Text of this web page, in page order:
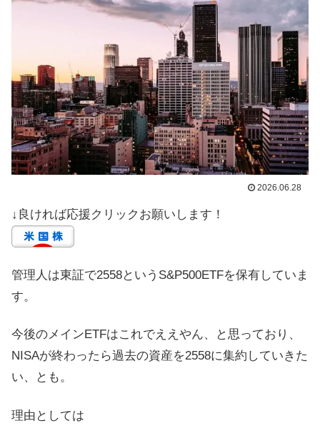
2026.06.28
↓良ければ応援クリックお願いします！
管理人は東証で2558というS&P500ETFを保有していま
す。
今後のメインETFはこれでええやん、と思っており、
NISAが終わったら過去の資産を2558に集約していきた
い、とも。
理由としては